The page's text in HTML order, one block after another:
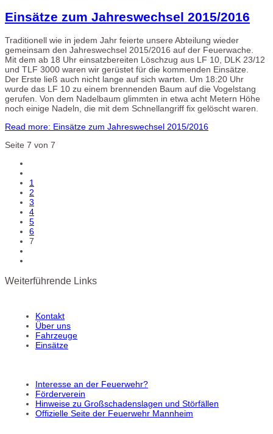
Einsätze zum Jahreswechsel 2015/2016
Traditionell wie in jedem Jahr feierte unsere Abteilung wieder
gemeinsam den Jahreswechsel 2015/2016 auf der Feuerwache.
Mit dem ab 18 Uhr einsatzbereiten Löschzug aus LF 10, DLK 23/12
und TLF 3000 waren wir gerüstet für die kommenden Einsätze.
Der Erste ließ auch nicht lange auf sich warten. Um 18:20 Uhr
wurde das LF 10 zu einem brennenden Baum auf die Vogelstang
gerufen. Von dem Nadelbaum glimmten in etwa acht Metern Höhe
noch einige Nadeln, die mit dem Schnellangriff fix gelöscht waren.
Read more: Einsätze zum Jahreswechsel 2015/2016
Seite 7 von 7
1
2
3
4
5
6
7
Weiterführende Links
Kontakt
Über uns
Fahrzeuge
Einsätze
Interesse an der Feuerwehr?
Förderverein
Hinweise zu Großschadenslagen und Störfällen
Offizielle Seite der Feuerwehr Mannheim